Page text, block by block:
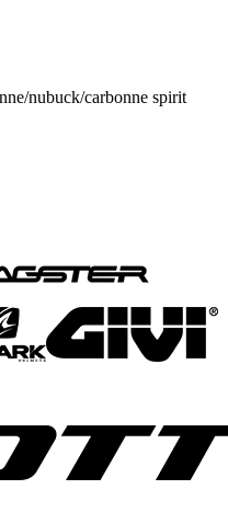
nubuck/carbonne spirit